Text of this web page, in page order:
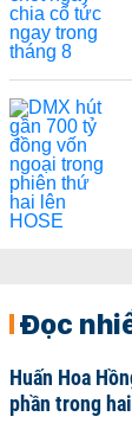
Đọc
Huấn Hoa
phần trong